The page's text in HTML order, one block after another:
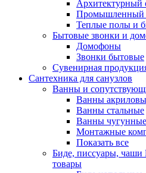
Архитектурный
Промышленный
Теплые полы и
Бытовые звонки и
Домофоны
Звонки бытовые
Сувенирная
Сантехника для санузлов
Ванны и
Ванны
Ванны стальные
Ванны чугунные
Монтажные
Показать все
Биде, писсуары, чаши
товары